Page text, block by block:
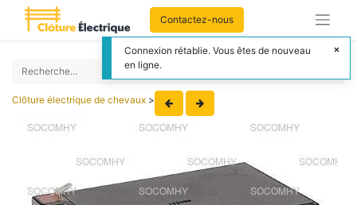
Contactez-nous
Clôture électrique de chevaux >
Connexion rétablie. Vous êtes de nouveau
en ligne.